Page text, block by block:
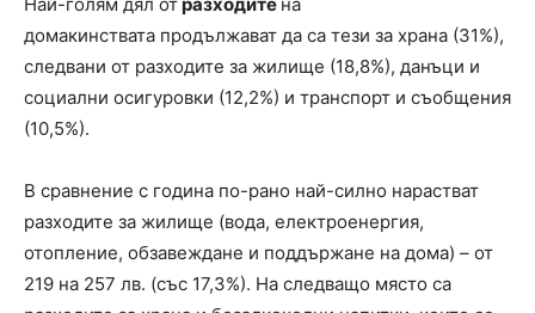
домакинствата продължават да са тези за храна (31%),
следвани от разходите за жилище (18,8%), данъци и
социални осигуровки (12,2%) и транспорт и съобщения
(10,5%).
В сравнение с година по-рано най-силно нарастват
разходите за жилище (вода, електроенергия,
отопление, обзавеждане и поддържане на дома) – от
219 на 257 лв. (със 17,3%). На следващо място са